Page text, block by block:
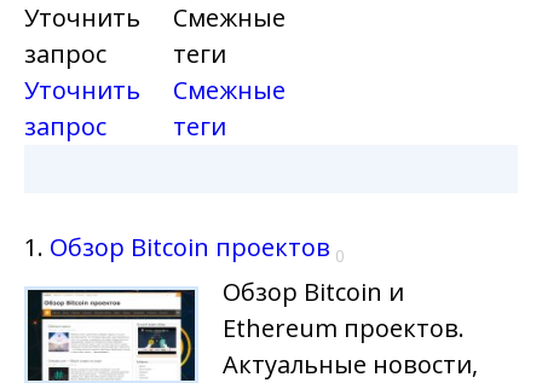
Уточнить
запрос
Уточнить
запрос
Смежные
теги
Смежные
теги
1. Обзор Bitcoin проектов 0
Обзор Bitcoin и
Ethereum проектов.
Актуальные новости,